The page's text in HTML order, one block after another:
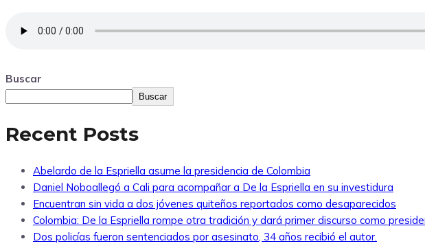
Buscar
Buscar
Recent Posts
Abelardo de la Espriella asume la presidencia de Colombia
Daniel Noboallegó a Cali para acompañar a De la Espriella en su investidura
Encuentran sin vida a dos jóvenes quiteños reportados como desaparecidos
Colombia: De la Espriella rompe otra tradición y dará primer discurso como
Dos policías fueron sentenciados por asesinato, 34 años recibió el autor.